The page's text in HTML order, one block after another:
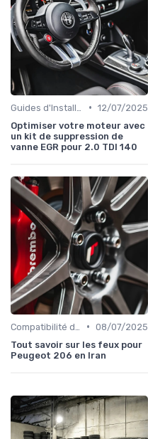
• 12/07/2025
Optimiser votre moteur avec
un kit de suppression de
vanne EGR pour 2.0 TDI 140
• 08/07/2025
Tout savoir sur les feux pour
Peugeot 206 en Iran